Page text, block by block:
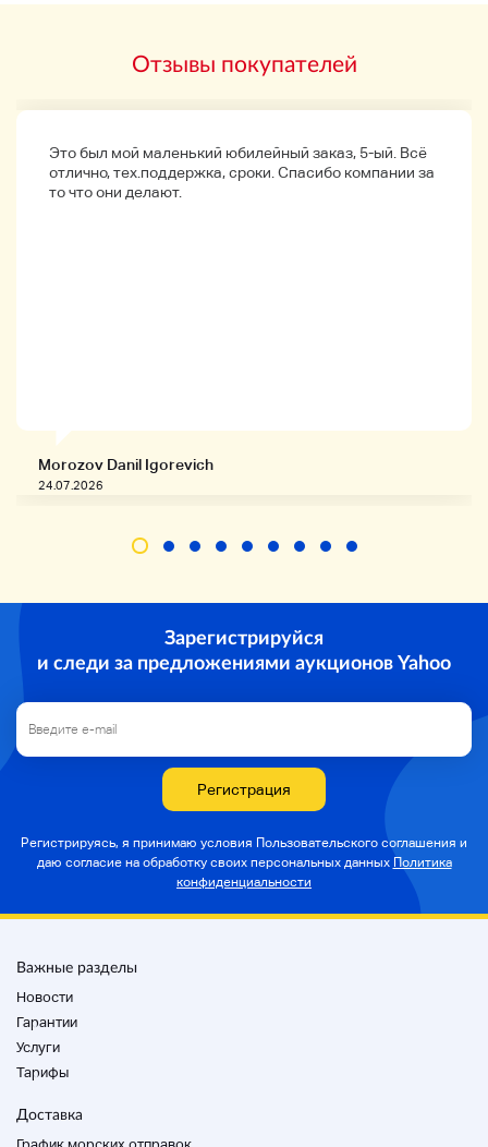
использовано для всех транспортных средств
относительно красивы.
Контакт
от мест хранения и могут быть отправлены по
четвергам после окончания недели.
◆Мы вышлем вам тот же идентификатор в тот же
день. Если вы хотите быть включенным,
номером управления в названии продукта. Если
вы не можете сказать нам, вы не сможете
Обратите внимание, что пакет доступен только
физически.
◆ Мы не принимаем отзыв заявки в любом
случае, поэтому, пожалуйста, внимательно
◆Мы не можем отменить, вернуть или обменять
после оплаты. Пожалуйста, воздержитесь от
Пожалуйста, свяжитесь с аукционом до даты
Yahoo! Это только легкая оплата.
Отзывы покупателей
Это был мой маленький юбилейный заказ, 5-ый. Всё
отлично, тех.поддержка, сроки. Спасибо компании за
то что они делают.
Morozov Danil Igorevich
24.07.2026
Зарегистрируйся
и следи за предложениями аукционов Yahoo
Регистрация
Регистрируясь, я принимаю условия Пользовательского соглашения и
даю согласие на обработку своих персональных данных Политика
конфиденциальности
Важные разделы
Новости
Гарантии
Услуги
Тарифы
Доставка